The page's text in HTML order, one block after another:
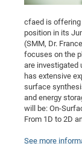
cfaed is
position in its
(SMM, Dr.
focuses on the
are investigated
has extensive
surface
and energy
will be: On-
From 1D to 2D
See more